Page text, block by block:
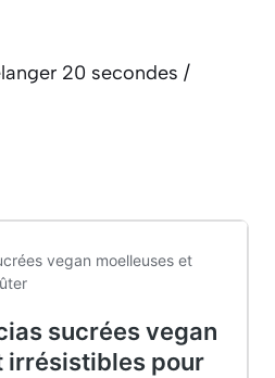
20 secondes /